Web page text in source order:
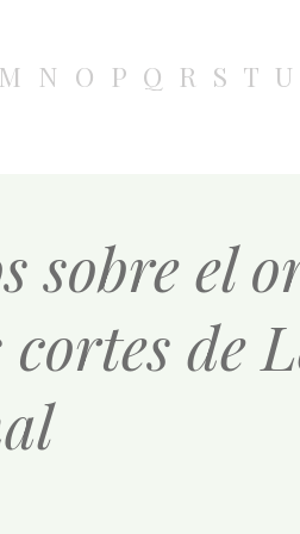
M N O P Q R S T U
sobre el
de